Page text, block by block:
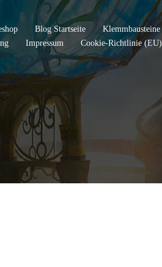
Blog Startseite Klemmbausteine
Impressum Cookie-Richtlinie (EU)